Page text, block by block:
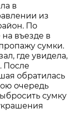
в
из
По
въезде в
сумки.
где увидела,
После
обратилась
очередь
сумку